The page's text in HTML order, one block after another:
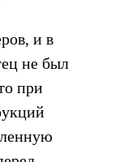
и в
не был
при